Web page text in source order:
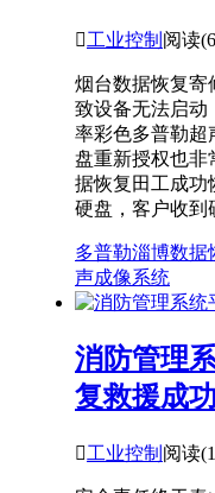
工业控制 阅读
烟台数据恢复寄
致设备无法启动
率彩色多普勒超
盘重新授权也非
据恢复田工成功
硬盘，客户收到
多普勒淄博数据
声成像系统
消防管理
复救援成功
工业控制 阅读